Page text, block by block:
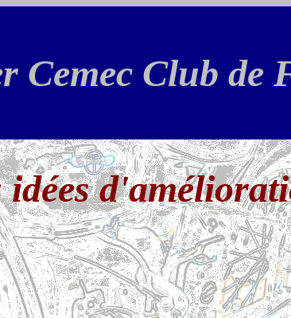
Cemec Club de
idées